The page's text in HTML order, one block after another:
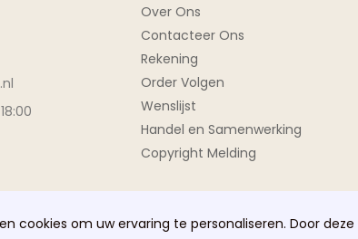
Over Ons
Contacteer Ons
Rekening
Order Volgen
Wenslijst
Handel en Samenwerking
Copyright Melding
Alle rechten voorbehouden.
cookies om uw ervaring te personaliseren. Door